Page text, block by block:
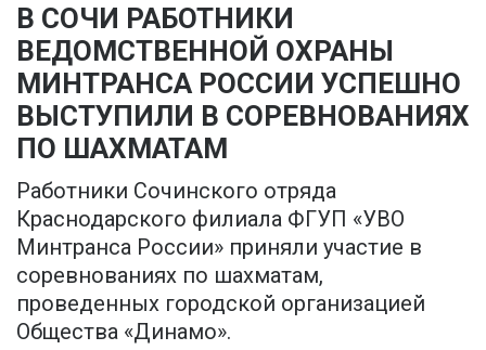
В СОЧИ РАБОТНИКИ
ВЕДОМСТВЕННОЙ ОХРАНЫ
МИНТРАНСА РОССИИ УСПЕШНО
ВЫСТУПИЛИ В СОРЕВНОВАНИЯХ
ПО ШАХМАТАМ
Работники Сочинского отряда
Краснодарского филиала ФГУП «УВО
Минтранса России» приняли участие в
соревнованиях по шахматам,
проведенных городской организацией
Общества «Динамо».